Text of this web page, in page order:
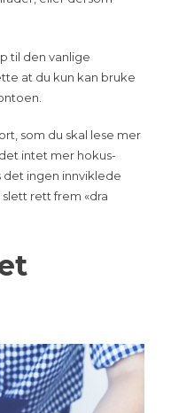
til den vanlige
at du kun kan bruke
som du skal lese mer
intet mer hokus-
ingen innviklede
rett frem «dra